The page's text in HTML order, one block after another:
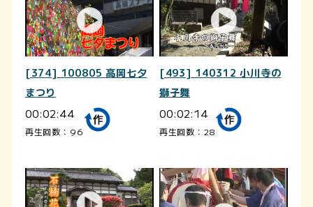
[374] 100805 高岡七夕
まつり
00:02:44
再生回数：96
[493] 140312 小川寺の
獅子舞
00:02:14
再生回数：28